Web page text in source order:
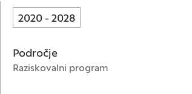
2020 - 2028
Področje
Raziskovalni program